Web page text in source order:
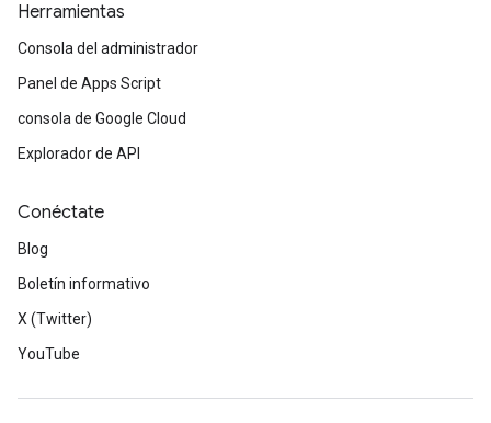
Herramientas
Consola del administrador
Panel de Apps Script
consola de Google Cloud
Explorador de API
Conéctate
Blog
Boletín informativo
X (Twitter)
YouTube